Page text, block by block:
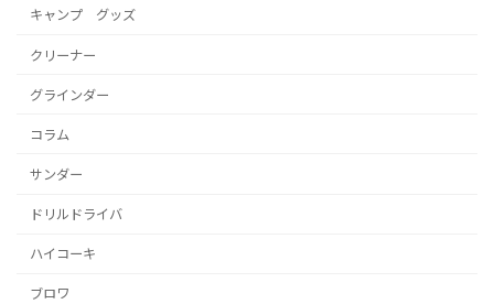
キャンプ グッズ
クリーナー
グラインダー
コラム
サンダー
ドリルドライバ
ハイコーキ
ブロワ